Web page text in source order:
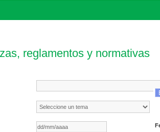
reglamentos y normativas